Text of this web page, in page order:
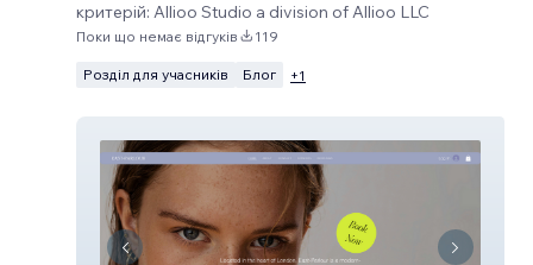
критерій: Allioo Studio a division of Allioo LLC
Поки що немає відгуків 119
Розділ для учасників Блог +1